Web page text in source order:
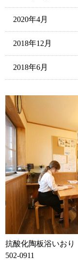
2020年4月
2018年12月
2018年6月
抗酸化陶板浴いおり
502-0911